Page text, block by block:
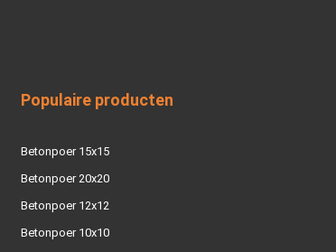
Populaire producten
Betonpoer 15x15
Betonpoer 20x20
Betonpoer 12x12
Betonpoer 10x10